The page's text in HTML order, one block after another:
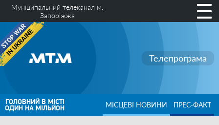
Муніципальний телеканал м.
Запоріжжя
Телепрограма
ГОЛОВНИЙ В МІСТІ
ОДИН НА МІЛЬЙОН МІСЦЕВІ НОВИНИ ПРЕС-ФАКТ